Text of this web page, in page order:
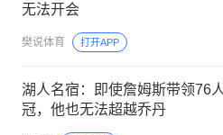
无法开会
樊说体育 打开APP
湖人名宿：即使詹姆斯带领76
冠，他也无法超越乔丹